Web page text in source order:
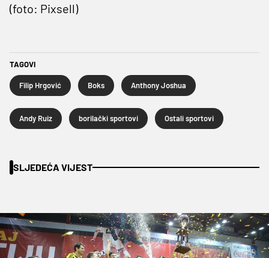
(foto: Pixsell)
TAGOVI
Filip Hrgović Boks Anthony Joshua
Andy Ruiz borilački sportovi Ostali sportovi
SLJEDEĆA VIJEST